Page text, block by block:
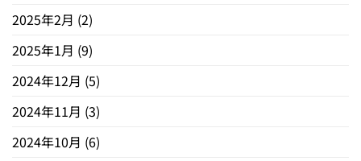
2025年2月 (2)
2025年1月 (9)
2024年12月 (5)
2024年11月 (3)
2024年10月 (6)